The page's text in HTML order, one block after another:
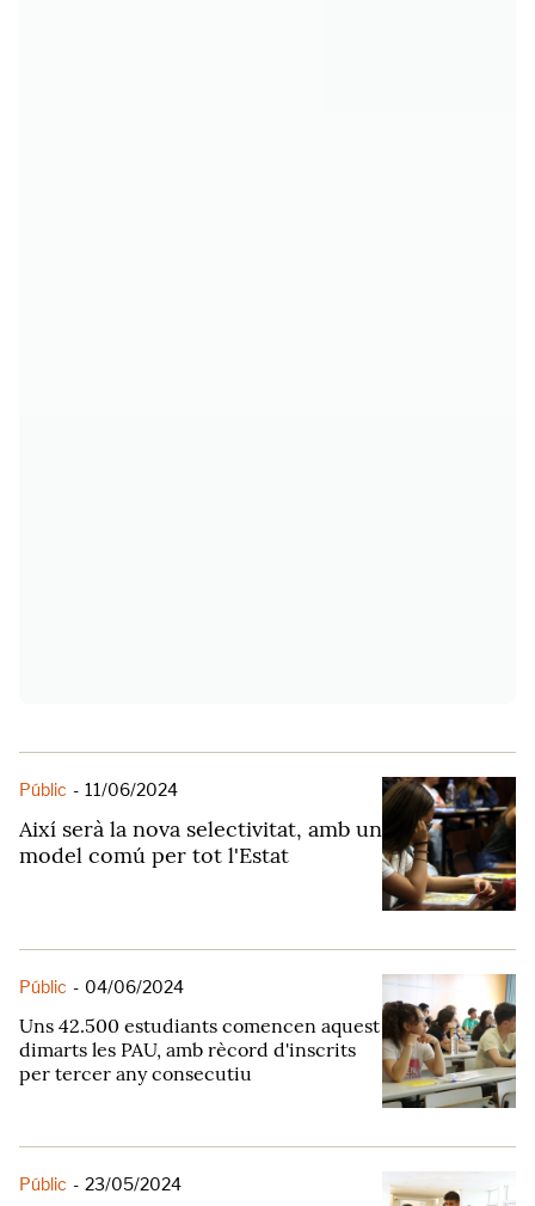
Públic - 11/06/2024
Així serà la nova selectivitat, amb un
model comú per tot l'Estat
Públic - 04/06/2024
Uns 42.500 estudiants comencen aquest
dimarts les PAU, amb rècord d'inscrits
per tercer any consecutiu
Públic - 23/05/2024